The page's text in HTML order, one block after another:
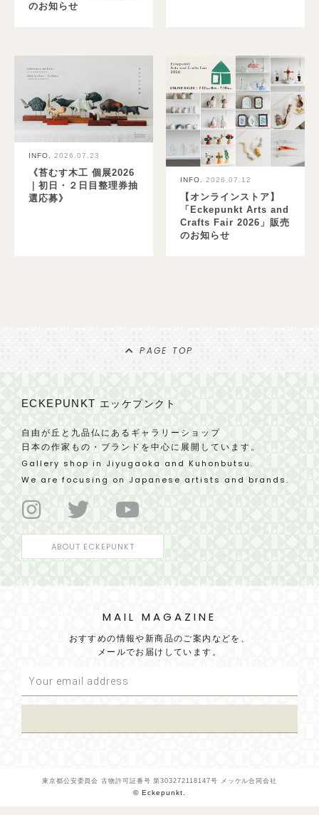
のお知らせ
INFO. 2026.07.23
《苔むす木工 個展2026
｜初日・２日目整理券抽
選応募》
INFO. 2026.07.12
【オンラインストア】
「Eckepunkt Arts and
Crafts Fair 2026」販売
のお知らせ
PAGE TOP
ECKEPUNKTエッケプンクト
自由が丘と九品仏にあるギャラリーショップ
日本の作家もの・ブランドを中心に展開しています。
Gallery shop in Jiyugaoka and Kuhonbutsu.
We are focusing on Japanese artists and brands.
ABOUT ECKEPUNKT
MAIL MAGAZINE
おすすめの情報や新商品のご案内などを、
メールでお届けしています。
東京都公安委員会 古物許可証番号 第303272118147号 メッケル合同会社
© Eckepunkt.